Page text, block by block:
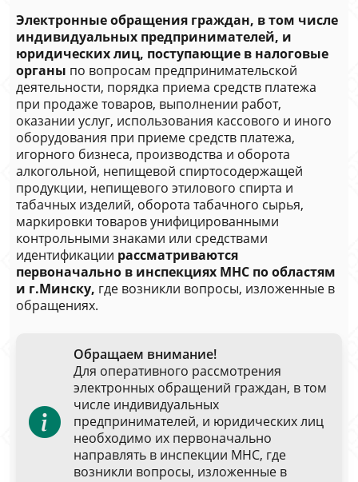
Электронные обращения граждан, в том числе
индивидуальных предпринимателей, и
юридических лиц, поступающие в налоговые
органы по вопросам предпринимательской
деятельности, порядка приема средств платежа
при продаже товаров, выполнении работ,
оказании услуг, использования кассового и иного
оборудования при приеме средств платежа,
игорного бизнеса, производства и оборота
алкогольной, непищевой спиртосодержащей
продукции, непищевого этилового спирта и
табачных изделий, оборота табачного сырья,
маркировки товаров унифицированными
контрольными знаками или средствами
идентификации рассматриваются
первоначально в инспекциях МНС по областям
и г.Минску, где возникли вопросы, изложенные в
обращениях.
Обращаем внимание!
Для оперативного рассмотрения
электронных обращений граждан, в том
числе индивидуальных
предпринимателей, и юридических лиц
необходимо их первоначально
направлять в инспекции МНС, где
возникли вопросы, изложенные в